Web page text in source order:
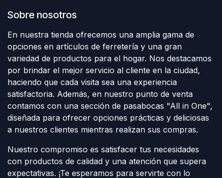
Sobre nosotros
En nuestra tienda ofrecemos una amplia gama de
opciones en artículos de ferretería y una gran
variedad de productos para el hogar. Nos destacamos
por brindar el mejor servicio al cliente en la ciudad,
haciendo que cada visita sea una experiencia
satisfactoria. Además, en nuestro punto de venta
contamos con una sección de pasabocas "All in One",
diseñada para ofrecer opciones prácticas y deliciosas
a nuestros clientes mientras realizan sus compras.
Nuestro compromiso es satisfacer tus necesidades
con productos de calidad y una atención que supera
expectativas. ¡Te esperamos para servirte con lo